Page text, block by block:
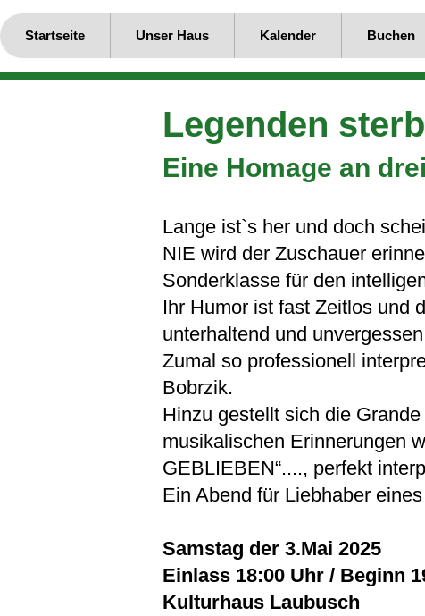
Startseite Unser Haus Kalender Buchen
Legenden
Eine Homage an
Lange ist`s her und doch
NIE wird der Zuschauer
Sonderklasse für den
Ihr Humor ist fast Zeitlos und
unterhaltend und
Zumal so professionell
Bobrzik.
Hinzu gestellt sich die
musikalischen Erinnerungen
GEBLIEBEN“...., perfekt
Ein Abend für Liebhaber
Samstag der 3.Mai 2025
Einlass 18:00 Uhr / Beginn
Kulturhaus Laubusch